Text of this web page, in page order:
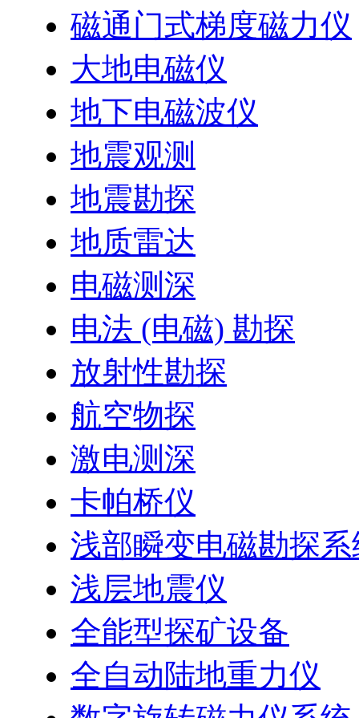
磁通门式梯度磁力仪
大地电磁仪
地下电磁波仪
地震观测
地震勘探
地质雷达
电磁测深
电法 (电磁) 勘探
放射性勘探
航空物探
激电测深
卡帕桥仪
浅部瞬变电磁勘探系
浅层地震仪
全能型探矿设备
全自动陆地重力仪